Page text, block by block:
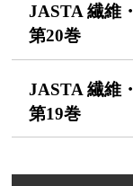
JASTA 繊維
第20巻
JASTA 繊維
第19巻